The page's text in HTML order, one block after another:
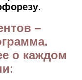
.
–
о каждом
: